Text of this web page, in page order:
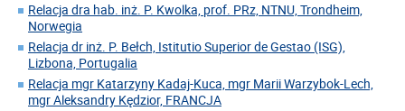
Relacja dra hab. inż. P. Kwolka, prof. PRz, NTNU, Trondheim,
Norwegia
Relacja dr inż. P. Bełch, Istitutio Superior de Gestao (ISG),
Lizbona, Portugalia
Relacja mgr Katarzyny Kadaj-Kuca, mgr Marii Warzybok-Lech,
mgr Aleksandry Kędzior, FRANCJA